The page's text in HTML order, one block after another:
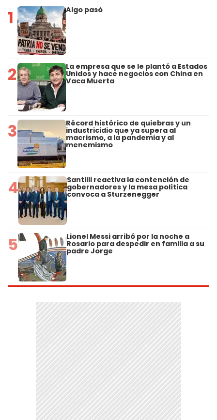
1 Algo pasó
2 La empresa que se le plantó a Estados
Unidos y hace negocios con China en
Vaca Muerta
3 Récord histórico de quiebras y un
industricidio que ya supera al
macrismo, a la pandemia y al
menemismo
4 Santilli reactiva la contención de
gobernadores y la mesa política
convoca a Sturzenegger
5 Lionel Messi arribó por la noche a
Rosario para despedir en familia a su
padre Jorge